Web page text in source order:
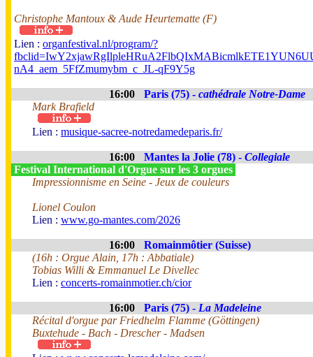
Christophe Mantoux & Aude Heurtematte (F)
Lien : organfestival.nl/program/?
nA4_aem_5FfZmumybm_c_JL-qF9Y5g
16:00 Paris (75) - cathédrale Notre-Dame
Mark Brafield
Lien : musique-sacree-notredamedeparis.fr/
16:00 Mantes la Jolie (78) - Collegiale
Festival International d'Orgue sur les 3 orgues
Impressionnisme en Seine - Jeux de couleurs
Lionel Coulon
Lien : www.go-mantes.com/2026
16:00
Romainmôtier (Suisse)
(16h : Orgue Alain, 17h : Abbatiale)
Tobias Willi & Emmanuel Le Divellec
Lien : concerts-romainmotier.ch/cior
16:00 Paris (75) - La Madeleine
Récital d'orgue par Friedhelm Flamme (Göttingen)
Buxtehude - Bach - Drescher - Madsen